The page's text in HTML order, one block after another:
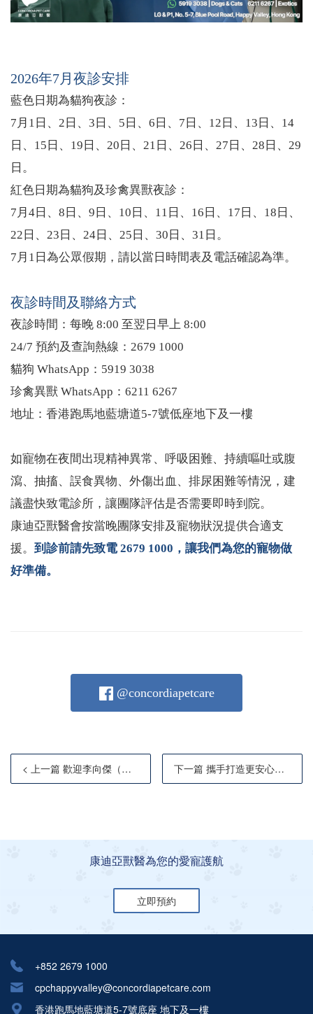
2026年7月夜診安排
藍色日期為貓狗夜診：
7月1日、2日、3日、5日、6日、7日、12日、13日、14
日、15日、19日、20日、21日、26日、27日、28日、29
日。
紅色日期為貓狗及珍禽異獸夜診：
7月4日、8日、9日、10日、11日、16日、17日、18日、
22日、23日、24日、25日、30日、31日。
7月1日為公眾假期，請以當日時間表及電話確認為準。
夜診時間及聯絡方式
夜診時間：每晚 8:00 至翌日早上 8:00
24/7 預約及查詢熱線：2679 1000
貓狗 WhatsApp：5919 3038
珍禽異獸 WhatsApp：6211 6267
地址：香港跑馬地藍塘道5-7號低座地下及一樓
如寵物在夜間出現精神異常、呼吸困難、持續嘔吐或腹
瀉、抽搐、誤食異物、外傷出血、排尿困難等情況，建
議盡快致電診所，讓團隊評估是否需要即時到院。
康迪亞獸醫會按當晚團隊安排及寵物狀況提供合適支
援。 到診前請先致電 2679 1000，讓我們為您的寵物做
好準備。
@concordiapetcare
< 上一篇 歡迎李向傑（Martin）醫生加入康迪亞獸醫 下一篇 攜手打造更安心的動物醫療環境
康迪亞獸醫為您的愛寵護航
立即預約
+852 2679 1000
cpchappyvalley@concordiapetcare.com
香港跑馬地藍塘道5-7號底座 地下及一樓